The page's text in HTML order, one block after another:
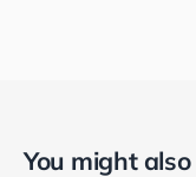
You might also